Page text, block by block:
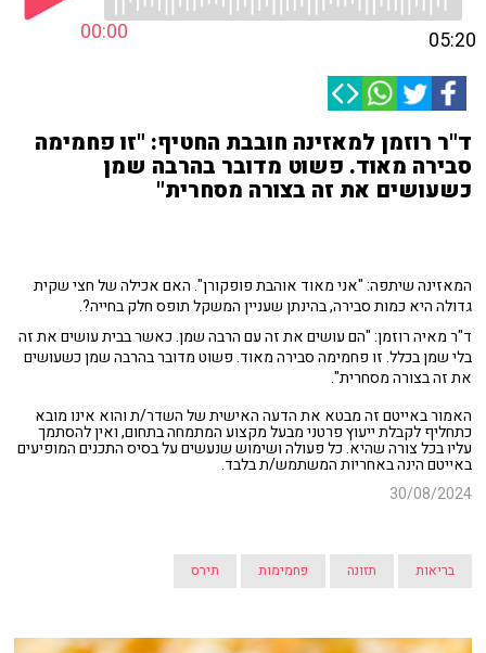
00:00 05:20
ד"ר רוזמן למאזינה חובבת החטיף: "זו פחמימה
סבירה מאוד. פשוט מדובר בהרבה שמן
כשעושים את זה בצורה מסחרית"
המאזינה שיתפה: "אני מאוד אוהבת פופקורן". האם אכילה של חצי שקית
גדולה היא כמות סבירה, בהינתן שעניין המשקל תופס חלק בחייה?.
ד"ר מאיה רוזמן: "הם עושים את זה עם הרבה שמן. כאשר בבית עושים את זה
בלי שמן בכלל. זו פחמימה סבירה מאוד. פשוט מדובר בהרבה שמן כשעושים
את זה בצורה מסחרית".
האמור באייטם זה מבטא את הדעה האישית של השדר/ת והוא אינו מובא
כתחליף לקבלת ייעוץ פרטני מבעל מקצוע המתמחה בתחום, ואין להסתמך
עליו בכל צורה שהיא. כל פעולה ושימוש שנעשים על בסיס התכנים המופיעים
באייטם הינה באחריות המשתמש/ת בלבד.
30/08/2024
בריאות תזונה פחמימות תירס